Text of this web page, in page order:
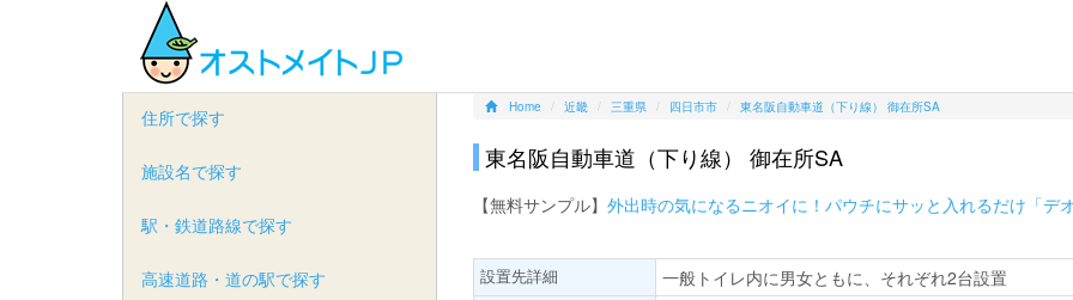
Home 近畿 三重県 四日市市 東名阪自動車道（下り線） 御在所SA
東名阪自動車道（下り線） 御在所SA
【無料サンプル】 外出時の気になるニオイに！パウチにサッと入れるだけ「デ
設置先詳細 一般トイレ内に男女ともに、それぞれ2台設置
住所で探す
施設名で探す
駅・鉄道路線で探す
高速道路・道の駅で探す